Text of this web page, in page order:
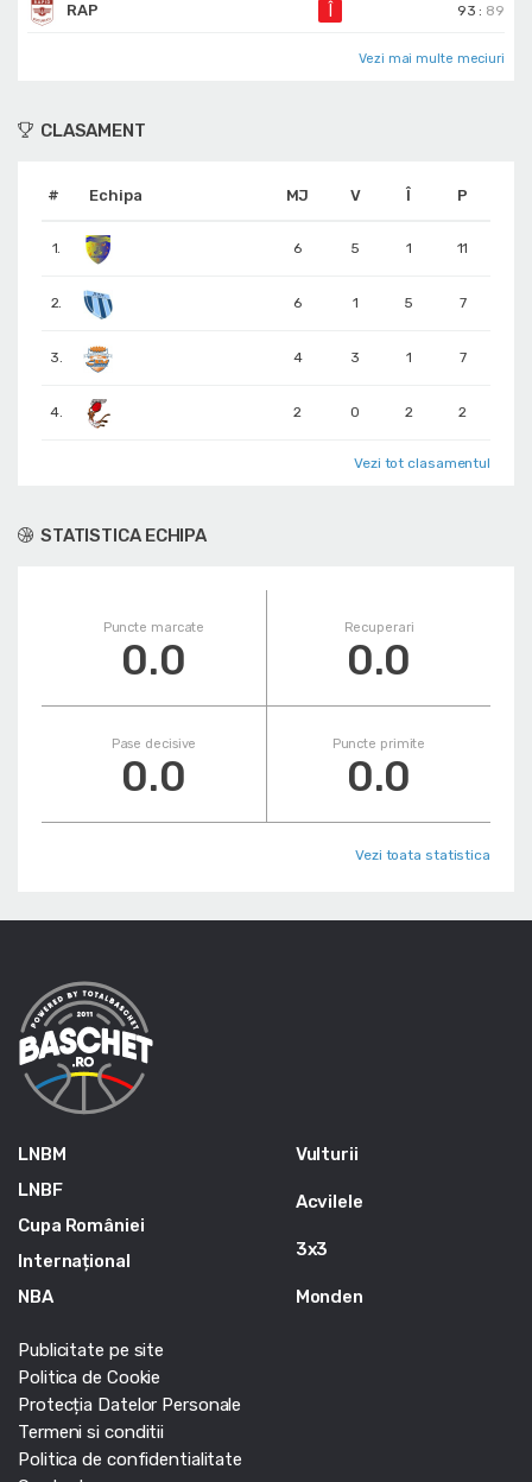
RAP 93 : 89
Vezi mai multe meciuri
CLASAMENT
# Echipa MJ V Î P
1. 6 5 1 11
2. 6 1 5 7
3. 4 3 1 7
4. 2 0 2 2
Vezi tot clasamentul
STATISTICA ECHIPA
Puncte marcate
0.0
Recuperari
0.0
Pase decisive
0.0
Puncte primite
0.0
Vezi toata statistica
LNBM
LNBF
Cupa României
Internațional
NBA
Vulturii
Acvilele
3x3
Monden
Publicitate pe site
Politica de Cookie
Protecția Datelor Personale
Termeni si conditii
Politica de confidentialitate